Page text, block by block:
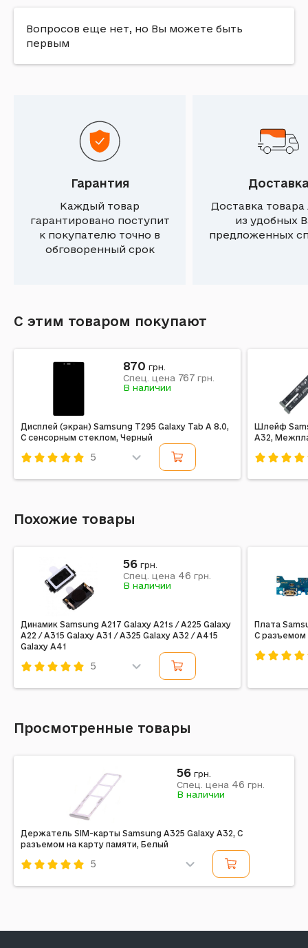
Вопросов еще нет, но Вы можете быть
первым
Гарантия
Каждый товар
гарантировано поступит
к покупателю точно в
обговоренный срок
Доставка
из удобных
предложенных
С этим товаром покупают
Дисплей (экран) Samsung T295 Galaxy Tab A 8.0,
С сенсорным стеклом, Черный
5
870 грн.
Спец. цена 767 грн.
В наличии
Шлейф
A32,
Похожие товары
Динамик Samsung A217 Galaxy A21s / A225 Galaxy
A22 / A315 Galaxy A31 / A325 Galaxy A32 / A415
Galaxy A41
5
56 грн.
Спец. цена 46 грн.
В наличии
Плата
С разъемом
Просмотренные товары
Держатель SIM-карты Samsung A325 Galaxy A32, С
разъемом на карту памяти, Белый
5
56 грн.
Спец. цена 46 грн.
В наличии